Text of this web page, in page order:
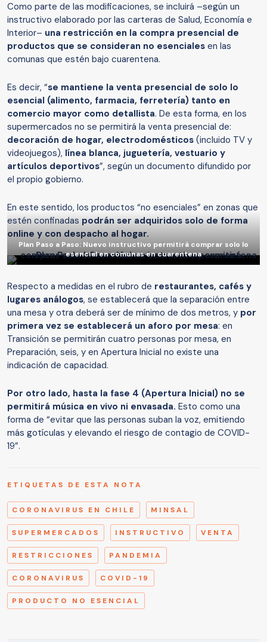
Como parte de las modificaciones, se incluirá –según un
instructivo elaborado por las carteras de Salud, Economía e
Interior– una restricción en la compra presencial de
productos que se consideran no esenciales en las
comunas que estén bajo cuarentena.
Es decir, “se mantiene la venta presencial de solo lo
esencial (alimento, farmacia, ferretería) tanto en
comercio mayor como detallista. De esta forma, en los
supermercados no se permitirá la venta presencial de:
decoración de hogar, electrodomésticos (incluido TV y
videojuegos), línea blanca, juguetería, vestuario y
artículos deportivos”, según un documento difundido por
el propio gobierno.
En este sentido, los productos “no esenciales” en zonas que
estén confinadas podrán ser adquiridos solo de forma
online y con despacho al hogar.
Plan Paso a Paso: Nuevo instructivo permitirá comprar solo lo
esencial en comunas en cuarentena
Respecto a medidas en el rubro de restaurantes, cafés y
lugares análogos, se establecerá que la separación entre
una mesa y otra deberá ser de mínimo de dos metros, y por
primera vez se establecerá un aforo por mesa: en
Transición se permitirán cuatro personas por mesa, en
Preparación, seis, y en Apertura Inicial no existe una
indicación de capacidad.
Por otro lado, hasta la fase 4 (Apertura Inicial) no se
permitirá música en vivo ni envasada. Esto como una
forma de “evitar que las personas suban la voz, emitiendo
más gotículas y elevando el riesgo de contagio de COVID-
19”.
ETIQUETAS DE ESTA NOTA
CORONAVIRUS EN CHILE MINSAL
SUPERMERCADOS INSTRUCTIVO VENTA
RESTRICCIONES PANDEMIA
CORONAVIRUS COVID-19
PRODUCTO NO ESENCIAL